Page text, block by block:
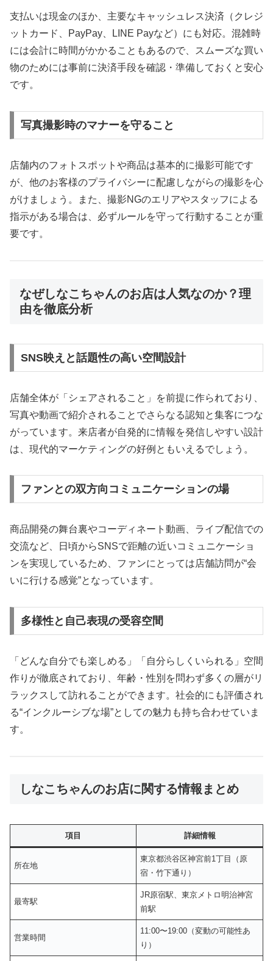
支払いは現金のほか、主要なキャッシュレス決済（クレジ
ットカード、PayPay、LINE Payなど）にも対応。混雑時
には会計に時間がかかることもあるので、スムーズな買い
物のためには事前に決済手段を確認・準備しておくと安心
です。
写真撮影時のマナーを守ること
店舗内のフォトスポットや商品は基本的に撮影可能です
が、他のお客様のプライバシーに配慮しながらの撮影を心
がけましょう。また、撮影NGのエリアやスタッフによる
指示がある場合は、必ずルールを守って行動することが重
要です。
なぜしなこちゃんのお店は人気なのか？理
由を徹底分析
SNS映えと話題性の高い空間設計
店舗全体が「シェアされること」を前提に作られており、
写真や動画で紹介されることでさらなる認知と集客につな
がっています。来店者が自発的に情報を発信しやすい設計
は、現代的マーケティングの好例ともいえるでしょう。
ファンとの双方向コミュニケーションの場
商品開発の舞台裏やコーディネート動画、ライブ配信での
交流など、日頃からSNSで距離の近いコミュニケーショ
ンを実現しているため、ファンにとっては店舗訪問が“会
いに行ける感覚”となっています。
多様性と自己表現の受容空間
「どんな自分でも楽しめる」「自分らしくいられる」空間
作りが徹底されており、年齢・性別を問わず多くの層がリ
ラックスして訪れることができます。社会的にも評価され
る“インクルーシブな場”としての魅力も持ち合わせていま
す。
しなこちゃんのお店に関する情報まとめ
項目 詳細情報
所在地
東京都渋谷区神宮前1丁目（原
宿・竹下通り）
最寄駅
JR原宿駅、東京メトロ明治神宮
前駅
営業時間
11:00〜19:00（変動の可能性あ
り）